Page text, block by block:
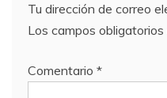
Tu dirección de correo
Los campos
Comentario *